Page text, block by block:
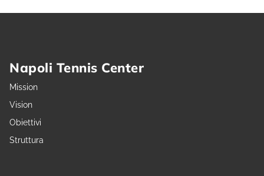
Napoli Tennis Center
Mission
Vision
Obiettivi
Struttura